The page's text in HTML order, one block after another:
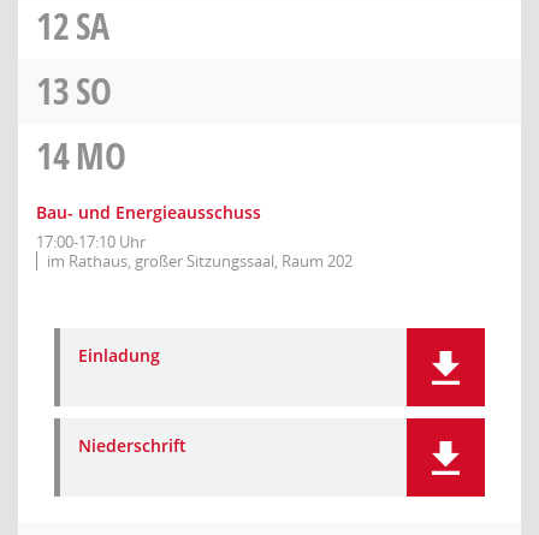
12SA
13SO
14MO
Bau- und Energieausschuss
17:00-17:10 Uhr
im Rathaus, großer Sitzungssaal, Raum 202
Einladung
Niederschrift